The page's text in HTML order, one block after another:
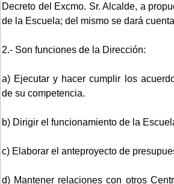
Decreto del Excmo. Sr. Alcalde, a
de la Escuela; del mismo se dará
2.- Son funciones de la Dirección:
a) Ejecutar y hacer cumplir los
de su competencia.
b) Dirigir el funcionamiento de la
c) Elaborar el anteproyecto de
d) Mantener relaciones con otros